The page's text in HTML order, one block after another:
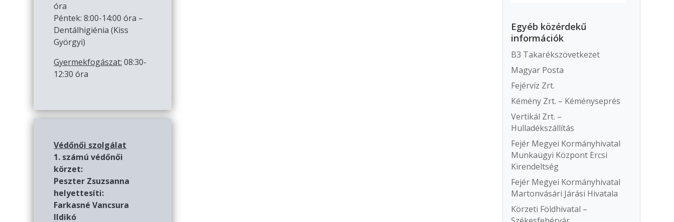
óra
Péntek: 8:00-14:00 óra –
Dentálhigiénia (Kiss
Györgyi)
Gyermekfogászat: 08:30-
12:30 óra
Védőnői szolgálat
1. számú védőnői
körzet:
Peszter Zsuzsanna
helyettesíti:
Farkasné Vancsura
Ildikó
Egyéb közérdekű
információk
B3 Takarékszövetkezet
Magyar Posta
Fejérvíz Zrt.
Kémény Zrt. – Kéményseprés
Vertikál Zrt. –
Hulladékszállítás
Fejér Megyei Kormányhivatal
Munkaügyi Központ Ercsi
Kirendeltség
Fejér Megyei Kormányhivatal
Martonvásári Járási Hivatala
Körzeti Földhivatal –